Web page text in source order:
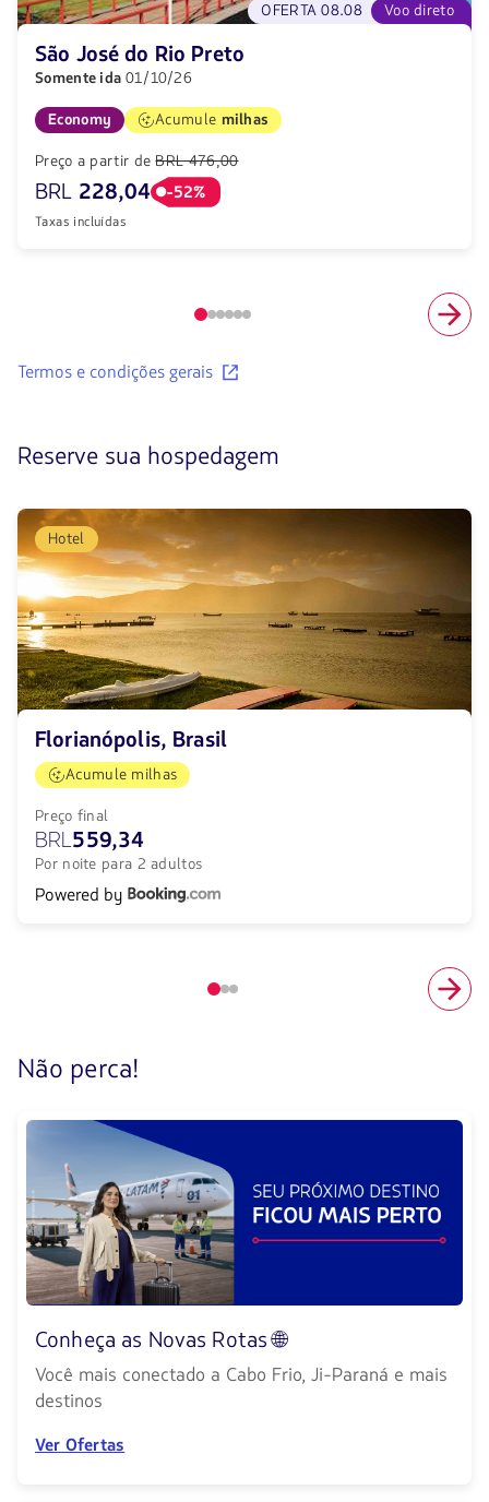
Voo direto
OFERTA 08.08
São José do Rio Preto
Somente ida 01/10/26
Economy
Acumule milhas
Preço a partir deBRL 476,00
BRL 228,04 -52%
Taxas incluídas
item
de
Conhecer
condições
de
recomendados.
Termos e condições gerais
Reserve sua hospedagem
Hotel
Florianópolis, Brasil
Acumule milhas
Preço final
BRL559,34
Por noite para 2 adultos
Powered by
Elemento
Não perca!
Conheça as Novas Rotas 🌐
Você mais conectado a Cabo Frio, Ji-Paraná e mais
destinos
Ver Ofertas